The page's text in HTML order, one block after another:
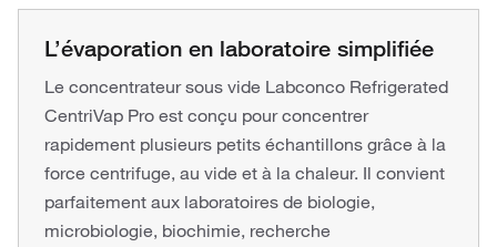
L’évaporation en laboratoire simplifiée
Le concentrateur sous vide Labconco Refrigerated
CentriVap Pro est conçu pour concentrer
rapidement plusieurs petits échantillons grâce à la
force centrifuge, au vide et à la chaleur. Il convient
parfaitement aux laboratoires de biologie,
microbiologie, biochimie, recherche